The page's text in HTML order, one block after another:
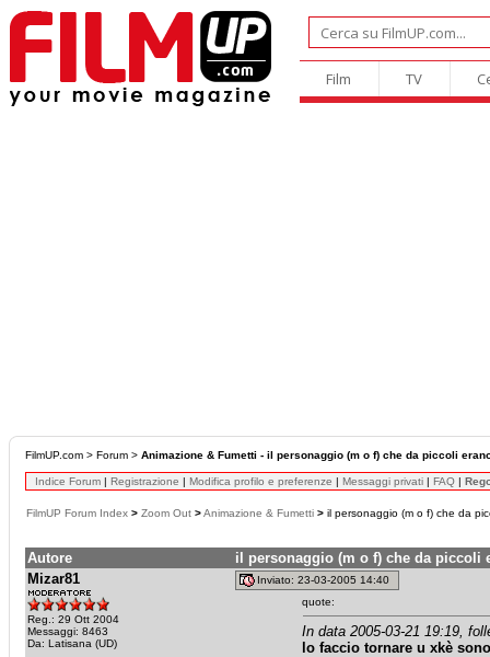
Film TV
FilmUP.com > Forum > Animazione & Fumetti - il personaggio (m o f) che da piccoli
Indice Forum | Registrazione | Modifica profilo e preferenze | Messaggi privati | FAQ |
FilmUP Forum Index > Zoom Out >Animazione & Fumetti > il personaggio (m o f) che da
Autore
il personaggio (m o f) che da
Mizar81
Reg.: 29 Ott 2004
Messaggi: 8463
Da: Latisana (UD)
Inviato: 23-03-2005 14:40
quote:
In data 2005-03-21 19:19,
lo faccio tornare u xkè